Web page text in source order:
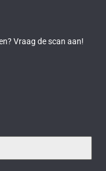
Vraag de scan aan!